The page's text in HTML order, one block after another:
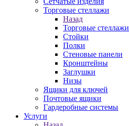
Торговые стеллажи
Назад
Торговые стеллажи
Стойки
Полки
Стеновые панели
Кронштейны
Заглушки
Низы
Ящики для ключей
Почтовые ящики
Гардеробные системы
Услуги